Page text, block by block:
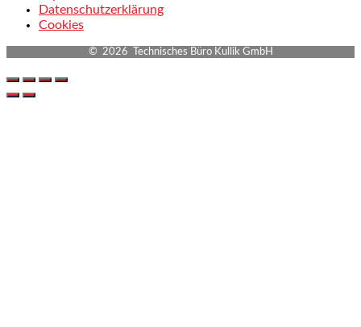
Datenschutzerklärung
Cookies
© 2026 Technisches Büro Kullik GmbH